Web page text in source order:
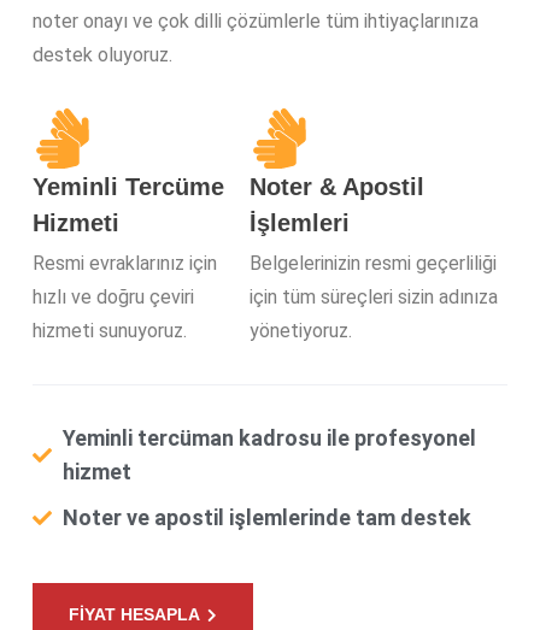
noter onayı ve çok dilli çözümlerle tüm ihtiyaçlarınıza
destek oluyoruz.
Yeminli Tercüme
Hizmeti
Resmi evraklarınız için
hızlı ve doğru çeviri
hizmeti sunuyoruz.
Noter & Apostil
İşlemleri
Belgelerinizin resmi geçerliliği
için tüm süreçleri sizin adınıza
yönetiyoruz.
Yeminli tercüman kadrosu ile profesyonel
hizmet
Noter ve apostil işlemlerinde tam destek
FİYAT HESAPLA